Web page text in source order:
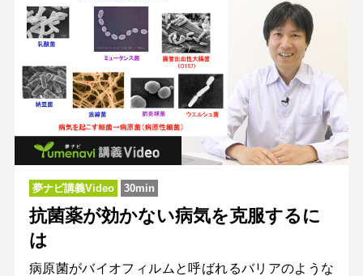
夢ナビ講義Video 30min
抗菌薬が効かない病気を克服するに
は
病原菌がバイオフィルムと呼ばれるバリアのような